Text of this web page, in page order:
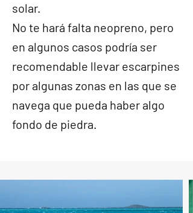
solar.
No te hará falta neopreno, pero
en algunos casos podría ser
recomendable llevar escarpines
por algunas zonas en las que se
navega que pueda haber algo
fondo de piedra.